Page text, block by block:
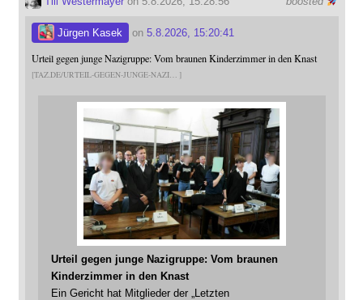
Jürgen Kasek on 5.8.2026, 15:20:41
Urteil gegen junge Nazigruppe: Vom braunen Kinderzimmer in den Knast
TAZ.DE/URTEIL-GEGEN-JUNGE-NAZI
Urteil gegen junge Nazigruppe: Vom braunen
Kinderzimmer in den Knast
Ein Gericht hat Mitglieder der „Letzten